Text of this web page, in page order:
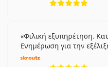
Φιλική εξυπηρέτηση.
Ενημέρωση για την